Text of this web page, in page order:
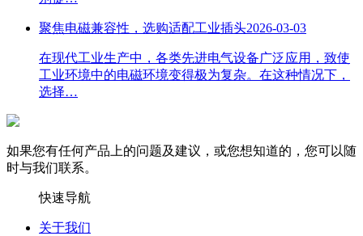
聚焦电磁兼容性，选购适配工业插头2026-03-03
在现代工业生产中，各类先进电气设备广泛应用，致使
工业环境中的电磁环境变得极为复杂。在这种情况下，
选择…
如果您有任何产品上的问题及建议，或您想知道的，您可以随
时与我们联系。
快速导航
关于我们